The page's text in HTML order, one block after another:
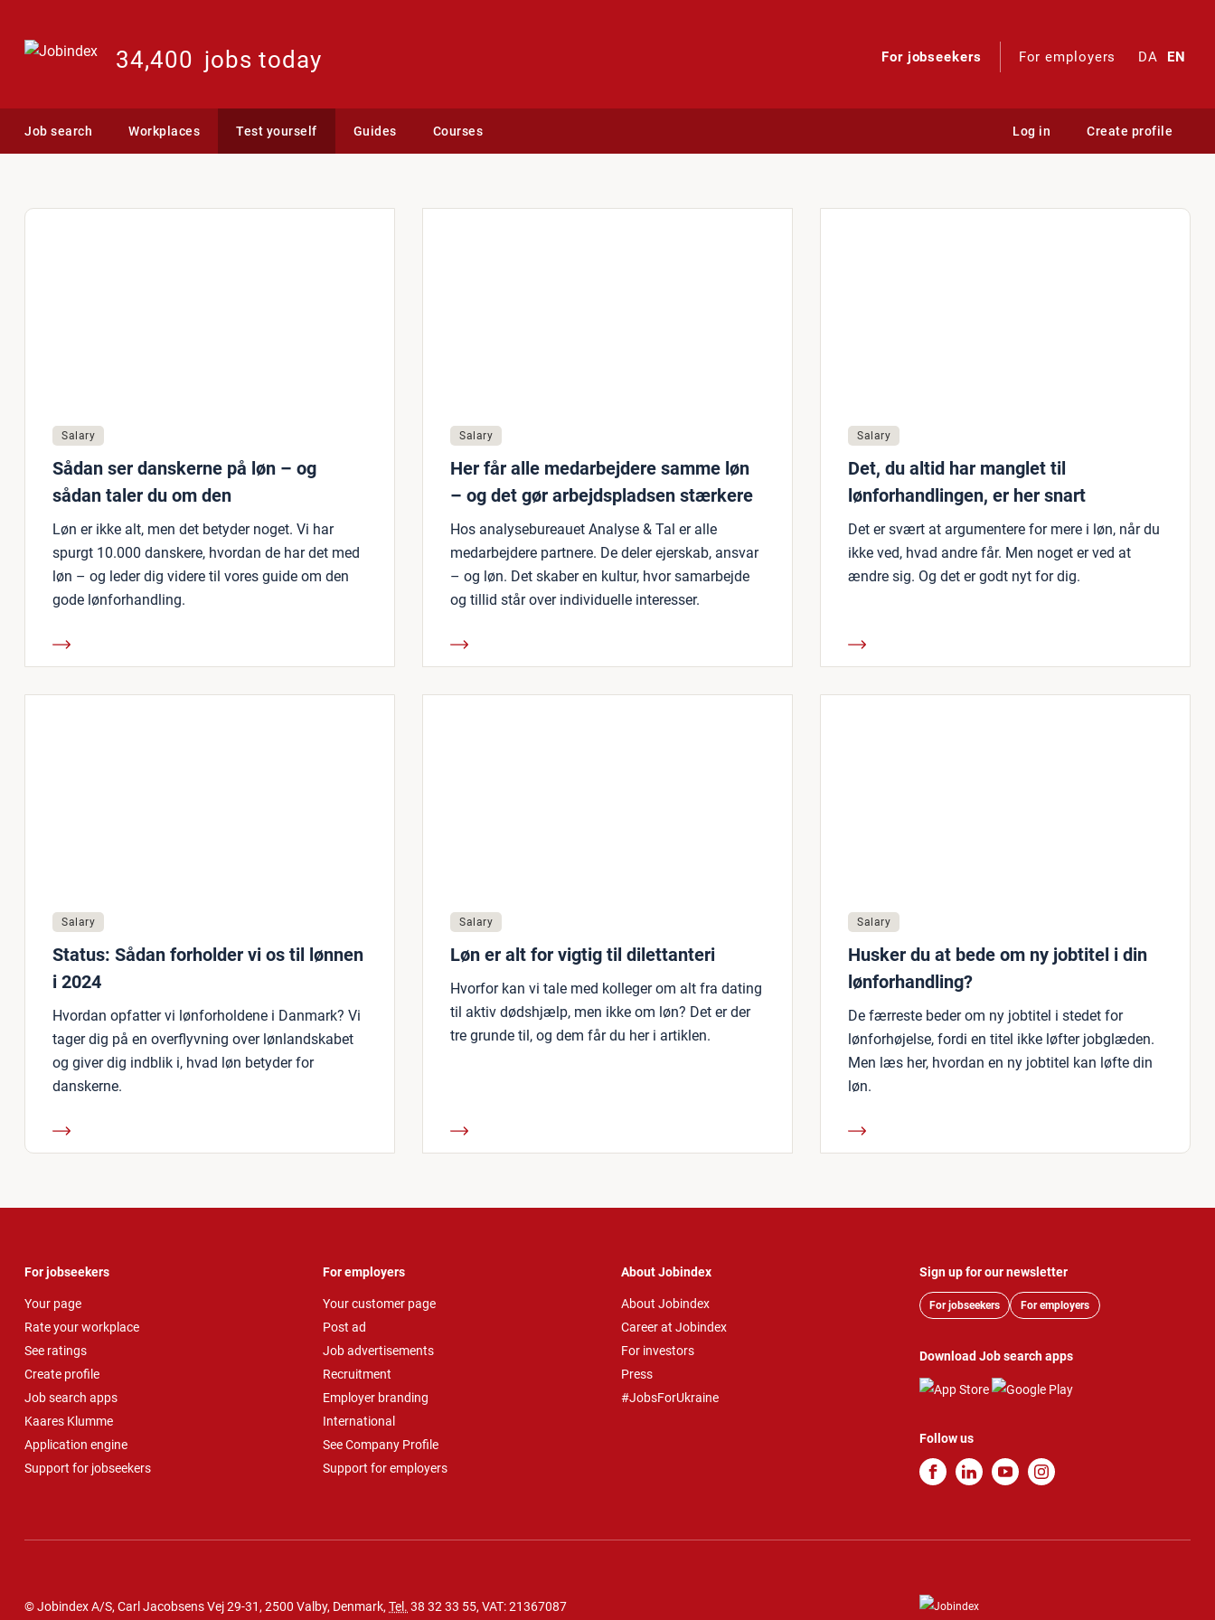
34,400 jobs today For jobseekers For employers DA EN
Job search Workplaces Test yourself Guides Courses Log in Create profile
Salary
Sådan ser danskerne på løn – og
sådan taler du om den
Løn er ikke alt, men det betyder noget. Vi har
spurgt 10.000 danskere, hvordan de har det med
løn – og leder dig videre til vores guide om den
gode lønforhandling.
Salary
Her får alle medarbejdere samme løn
– og det gør arbejdspladsen stærkere
Hos analysebureauet Analyse & Tal er alle
medarbejdere partnere. De deler ejerskab, ansvar
– og løn. Det skaber en kultur, hvor samarbejde
og tillid står over individuelle interesser.
Salary
Det, du altid har manglet til
lønforhandlingen, er her snart
Det er svært at argumentere for mere i løn, når du
ikke ved, hvad andre får. Men noget er ved at
ændre sig. Og det er godt nyt for dig.
Salary
Status: Sådan forholder vi os til lønnen
i 2024
Hvordan opfatter vi lønforholdene i Danmark? Vi
tager dig på en overflyvning over lønlandskabet
og giver dig indblik i, hvad løn betyder for
danskerne.
Salary
Løn er alt for vigtig til dilettanteri
Hvorfor kan vi tale med kolleger om alt fra dating
til aktiv dødshjælp, men ikke om løn? Det er der
tre grunde til, og dem får du her i artiklen.
Salary
Husker du at bede om ny jobtitel i din
lønforhandling?
De færreste beder om ny jobtitel i stedet for
lønforhøjelse, fordi en titel ikke løfter jobglæden.
Men læs her, hvordan en ny jobtitel kan løfte din
løn.
For jobseekers
Your page
Rate your workplace
See ratings
Create profile
Job search apps
Kaares Klumme
Application engine
Support for jobseekers
For employers
Your customer page
Post ad
Job advertisements
Recruitment
Employer branding
International
See Company Profile
Support for employers
About Jobindex
About Jobindex
Career at Jobindex
For investors
Press
#JobsForUkraine
Sign up for our newsletter
For jobseekers For employers
Download Job search apps
Follow us
© Jobindex A/S, Carl Jacobsens Vej 29-31, 2500 Valby, Denmark, Tel. 38 32 33 55, VAT: 21367087